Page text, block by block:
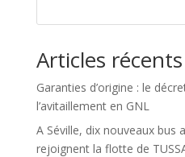
Articles récents
Garanties d’origine : le
l’avitaillement en GNL
A Séville, dix nouveaux bus
rejoignent la flotte de